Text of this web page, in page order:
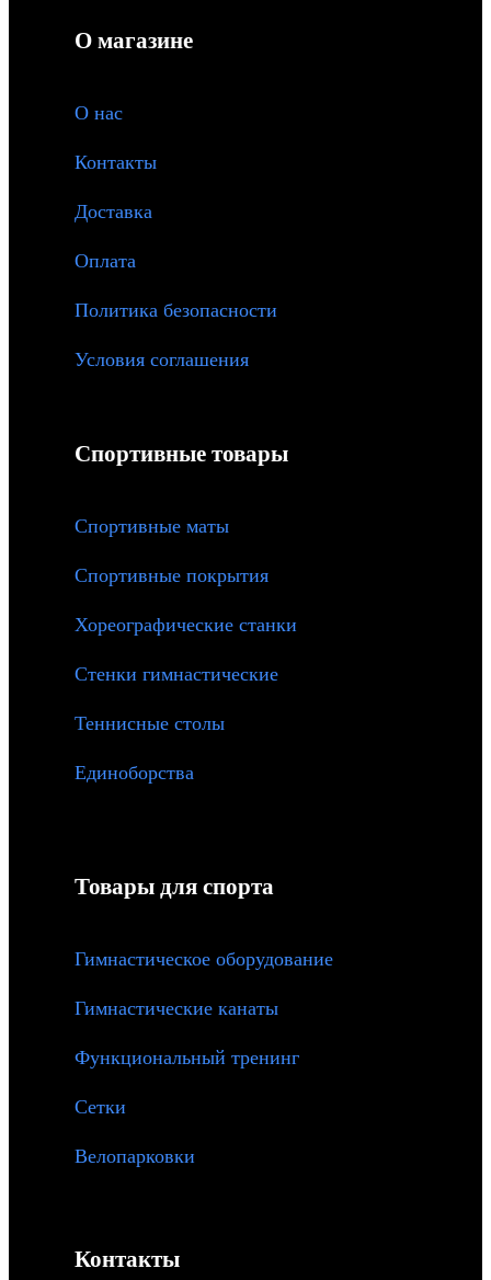
О магазине
О нас
Контакты
Доставка
Оплата
Политика безопасности
Условия соглашения
Спортивные товары
Спортивные маты
Спортивные покрытия
Хореографические станки
Стенки гимнастические
Теннисные столы
Единоборства
Товары для спорта
Гимнастическое оборудование
Гимнастические канаты
Функциональный тренинг
Сетки
Велопарковки
Контакты